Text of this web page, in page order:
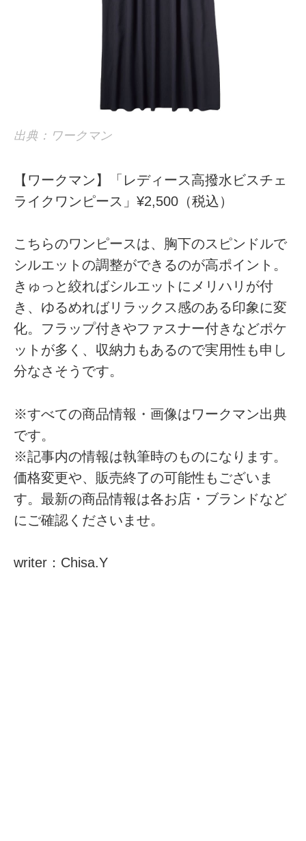
出典：ワークマン
【ワークマン】「レディース高撥水ビスチェ
ライクワンピース」¥2,500（税込）
こちらのワンピースは、胸下のスピンドルで
シルエットの調整ができるのが高ポイント。
きゅっと絞ればシルエットにメリハリが付
き、ゆるめればリラックス感のある印象に変
化。フラップ付きやファスナー付きなどポケ
ットが多く、収納力もあるので実用性も申し
分なさそうです。
※すべての商品情報・画像はワークマン出典
です。
※記事内の情報は執筆時のものになります。
価格変更や、販売終了の可能性もございま
す。最新の商品情報は各お店・ブランドなど
にご確認くださいませ。
writer：Chisa.Y